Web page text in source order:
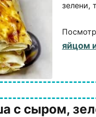
зелени,
яйцом
с сыром,